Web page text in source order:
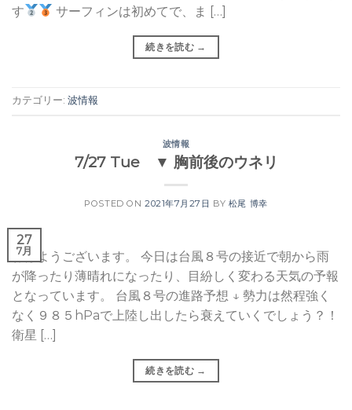
す
サーフィンは初めてで、ま […]
続きを読む →
カテゴリー: 波情報
波情報
7/27 Tue ▼ 胸前後のウネリ
POSTED ON 2021年7月27日 BY 松尾 博幸
27
7月
おはようございます。 今日は台風８号の接近で朝から雨
が降ったり薄晴れになったり、目紛しく変わる天気の予報
となっています。 台風８号の進路予想 ↓ 勢力は然程強く
なく９８５hPaで上陸し出したら衰えていくでしょう？！
衛星 […]
続きを読む →